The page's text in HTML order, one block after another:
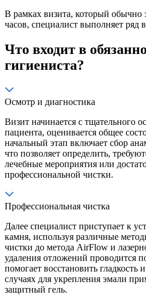
В рамках визита, который обычно
часов, специалист выполняет ряд
Что входит в
гигиениста?
Осмотр и диагностика
Визит начинается с тщательного
пациента, оценивается общее
начальный этап включает сбор
что позволяет определить,
лечебные мероприятия или
профессиональной чистки.
Профессиональная чистка
Далее специалист приступает к
камня, используя различные
чистки до метода AirFlow и
удаления отложений проводится
помогает восстановить
случаях для укрепления эмали
защитный гель.